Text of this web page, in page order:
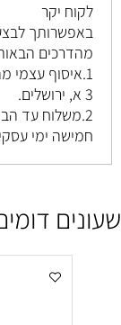
לקוח יקר
באפשרותך
מהדרכים
1.איסוף עצמי מהחנות "טיק טים" בכתובת רחוב
3 א, ירושלים
.
חמישה ימי
שעונים